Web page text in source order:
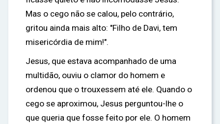
Mas o cego não se calou, pelo contrário,
gritou ainda mais alto: "Filho de Davi, tem
misericórdia de mim!".
Jesus, que estava acompanhado de uma
multidão, ouviu o clamor do homem e
ordenou que o trouxessem até ele. Quando o
cego se aproximou, Jesus perguntou-lhe o
que queria que fosse feito por ele. O homem